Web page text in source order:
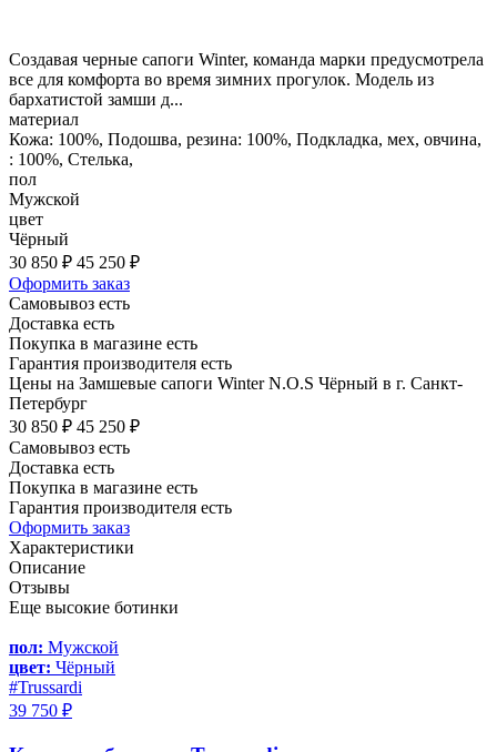
Создавая черные сапоги Winter, команда марки предусмотрела
все для комфорта во время зимних прогулок. Модель из
бархатистой замши д...
материал
Кожа: 100%, Подошва, резина: 100%, Подкладка, мех, овчина,
: 100%, Стелька,
пол
Мужской
цвет
Чёрный
30 850 ₽ 45 250 ₽
Оформить заказ
Самовывоз есть
Доставка есть
Покупка в магазине есть
Гарантия производителя есть
Цены на Замшевые сапоги Winter N.O.S Чёрный в г. Санкт-
Петербург
30 850 ₽ 45 250 ₽
Самовывоз есть
Доставка есть
Покупка в магазине есть
Гарантия производителя есть
Оформить заказ
Характеристики
Описание
Отзывы
Еще высокие ботинки
пол: Мужской
цвет: Чёрный
#Trussardi
39 750 ₽